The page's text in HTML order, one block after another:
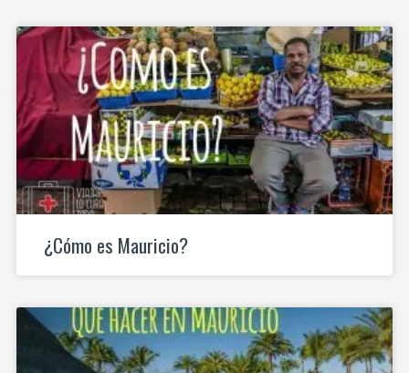
¿Cómo es Mauricio?